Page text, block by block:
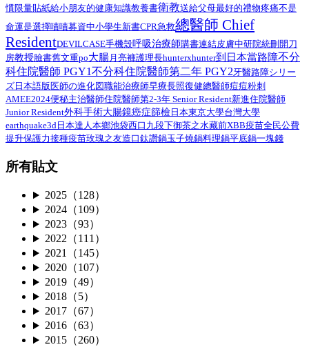
慣限量貼紙給小朋友的健康知識教養書衛教送給父母最好的禮物疼痛不是
命運是選擇嘖嘖募資中小學生新書CPR急救總醫師 Chief
ResidentDEVILCASE手機殼呼吸治療師購書連結皮膚中研院統刪 開刀
房教授臉書舊文重po大腸 月亮褲護理長hunterxhunter到日本當路障不分
科住院醫師 PGY1不分科住院醫師第二年 PGY2牙醫路障シリー
ズ日本語版医師の進化図職能治療師早療長照復健總醫師痘痘粉刺
AMEE2024便秘主治醫師住院醫師第2-3年 Senior Resident新進住院醫師
Junior Resident外科手術大腸鏡癌症篩檢 日本東京大學台灣大學
earthquake3d 日本達人本鄉池袋西口 九段下御茶之水藏前XBB疫苗全民公費
提升保護力接種疫苗玫瑰之友造口鈦讚鍋玉子燒鍋料理鍋平底鍋一塊錢
所有貼文
2025（128）
2024（109）
2023（93）
2022（111）
2021（145）
2020（107）
2019（49）
2018（5）
2017（67）
2016（63）
2015（260）